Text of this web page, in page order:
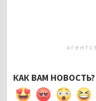
КАК ВАМ НОВОСТЬ?